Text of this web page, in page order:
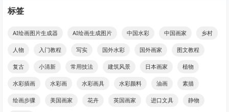
标签
AI绘画图片生成器 AI绘画生成图片 中国水彩 中国画家 乡村
人物 入门教程 写实 国外水彩 国外画家 图文教程
复古 小清新 常用技法 建筑风景 日本画家 植物
水彩插画 水彩画 水彩画具 水彩颜料 油画 素描
绘画步骤 美国画家 花卉 英国画家 进口文具 静物